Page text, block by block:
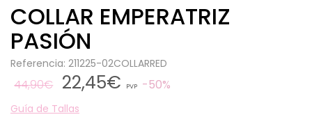
COLLAR EMPERATRIZ
PASIÓN
Referencia: 211225-02COLLARRED
44,90€ 22,45€ PVP 50%
Guía de Tallas